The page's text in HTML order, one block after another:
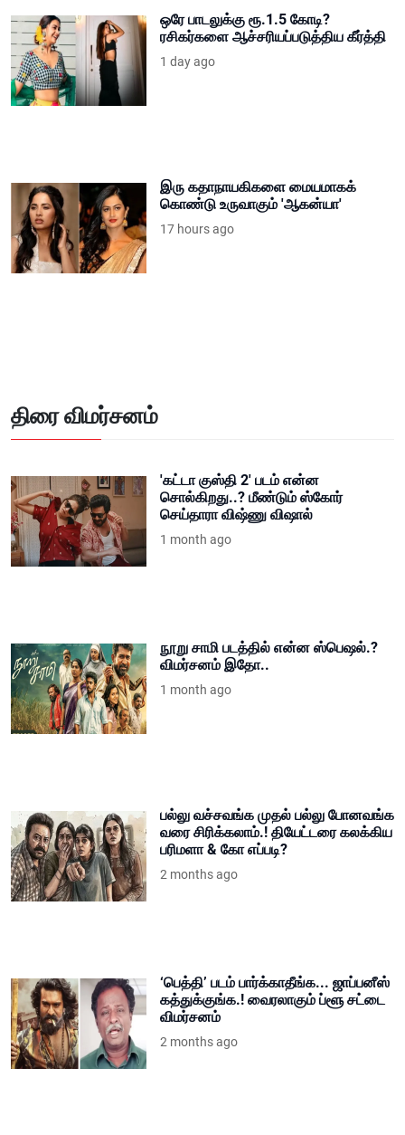
ஒரே பாடலுக்கு ரூ.1.5 கோடி?
ரசிகர்களை ஆச்சரியப்படுத்திய கீர்த்தி
1 day ago
இரு கதாநாயகிகளை மையமாகக்
கொண்டு உருவாகும் 'ஆகன்யா'
17 hours ago
திரை விமர்சனம்
'கட்டா குஸ்தி 2' படம் என்ன
சொல்கிறது..? மீண்டும் ஸ்கோர்
செய்தாரா விஷ்ணு விஷால்
1 month ago
நூறு சாமி படத்தில் என்ன ஸ்பெஷல்.?
விமர்சனம் இதோ..
1 month ago
பல்லு வச்சவங்க முதல் பல்லு போனவங்க
வரை சிரிக்கலாம்.! தியேட்டரை கலக்கிய
பரிமளா & கோ எப்படி?
2 months ago
‘பெத்தி’ படம் பார்க்காதீங்க... ஜாப்பனீஸ்
கத்துக்குங்க.! வைரலாகும் ப்ளூ சட்டை
விமர்சனம்
2 months ago